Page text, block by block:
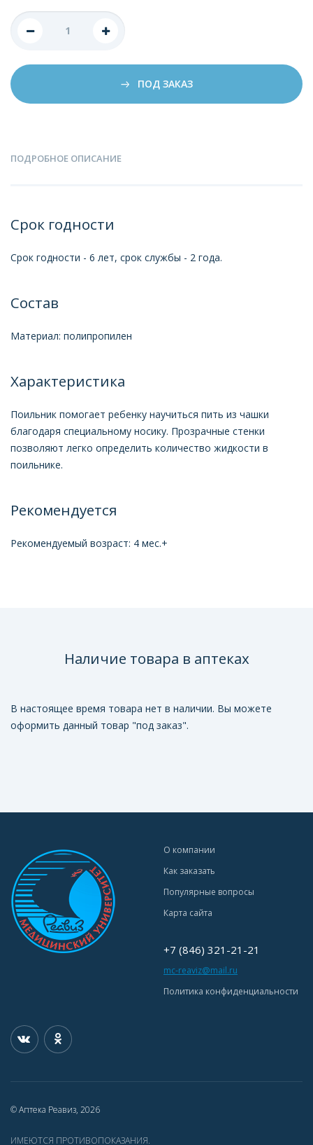
ПОД ЗАКАЗ
ПОДРОБНОЕ ОПИСАНИЕ
Срок годности
Срок годности - 6 лет, срок службы - 2 года.
Состав
Материал: полипропилен
Характеристика
Поильник помогает ребенку научиться пить из чашки
благодаря специальному носику. Прозрачные стенки
позволяют легко определить количество жидкости в
поильнике.
Рекомендуется
Рекомендуемый возраст: 4 мес.+
Наличие товара в аптеках
В настоящее время товара нет в наличии. Вы можете
оформить данный товар "под заказ".
О компании
Как заказать
Популярные вопросы
Карта сайта
+7 (846) 321-21-21
mc-reaviz@mail.ru
Политика конфиденциальности
© Аптека Реавиз, 2026
ИМЕЮТСЯ ПРОТИВОПОКАЗАНИЯ.